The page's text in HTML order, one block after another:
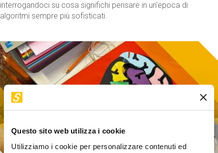
Questo sito web utilizza i cookie
Utilizziamo i cookie per personalizzare contenuti ed
interrogandoci su cosa significhi pensare in un'epoca di
algoritmi sempre più sofisticati.